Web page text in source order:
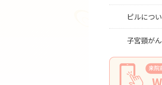
ピルにつ
子宮頸が